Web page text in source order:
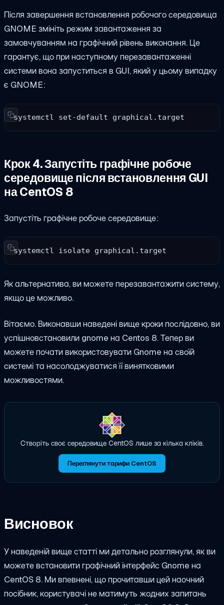
Після завершення встановлення робочого середовища
GNOME змініть режим завантаження за
замовчуванням на графічний рівень виконання. Це
гарантує, що при наступному перезавантаженні
системи вона запуститься в GUI, який у цьому випадку
є GNOME:
systemctl set-default graphical.target
Крок 4. Запустіть графічне робоче
середовище після встановлення GUI
на CentOS 8
Запустіть графічне робоче середовище:
systemctl isolate graphical.target
Як альтернатива, ви можете перезавантажити систему,
якщо це можливо.
Вітаємо. Виконавши наведені вище кроки послідовно, ви
успішновстановили gnome на Centos 8. Тепер ви
можете почати використовувати Gnome на своїй
системі та насолоджуватися її винятковими
можливостями.
Створіть своє середовище CentOS лише за кілька кліків.
Переглянути тарифи CentOS
Висновок
У наведеній вище статті ми детально розглянули, як ви
можетевстановити графічний інтерфейс Gnome на
CentOS 8. Ми впевнені, що прочитавши цей наочний
посібник, користувачі не матимуть жодних запитань